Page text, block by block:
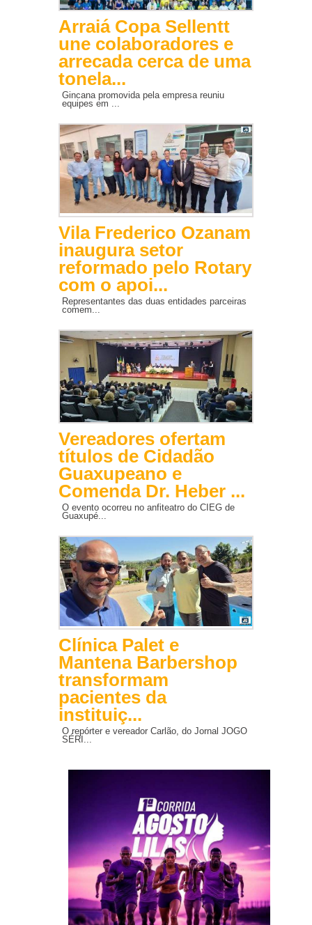
Arraiá Copa Sellentt
une colaboradores e
arrecada cerca de uma
tonela...
Gincana promovida pela empresa reuniu
equipes em ...
Vila Frederico Ozanam
inaugura setor
reformado pelo Rotary
com o apoi...
Representantes das duas entidades parceiras
comem...
Vereadores ofertam
títulos de Cidadão
Guaxupeano e
Comenda Dr. Heber ...
O evento ocorreu no anfiteatro do CIEG de
Guaxupé...
Clínica Palet e
Mantena Barbershop
transformam
pacientes da
instituiç...
O repórter e vereador Carlão, do Jornal JOGO
SÉRI...